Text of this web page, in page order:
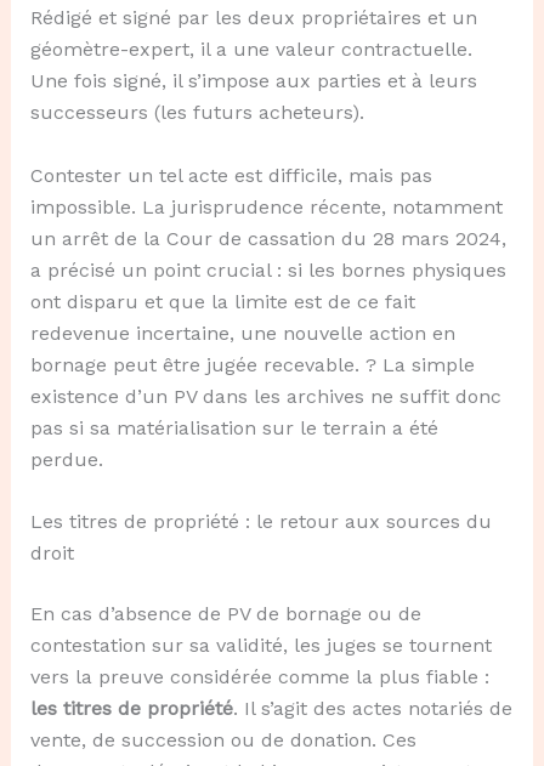
Rédigé et signé par les deux propriétaires et un
géomètre-expert, il a une valeur contractuelle.
Une fois signé, il s’impose aux parties et à leurs
successeurs (les futurs acheteurs).
Contester un tel acte est difficile, mais pas
impossible. La jurisprudence récente, notamment
un arrêt de la Cour de cassation du 28 mars 2024,
a précisé un point crucial : si les bornes physiques
ont disparu et que la limite est de ce fait
redevenue incertaine, une nouvelle action en
bornage peut être jugée recevable. ? La simple
existence d’un PV dans les archives ne suffit donc
pas si sa matérialisation sur le terrain a été
perdue.
Les titres de propriété : le retour aux sources du
droit
En cas d’absence de PV de bornage ou de
contestation sur sa validité, les juges se tournent
vers la preuve considérée comme la plus fiable :
les titres de propriété. Il s’agit des actes notariés de
vente, de succession ou de donation. Ces